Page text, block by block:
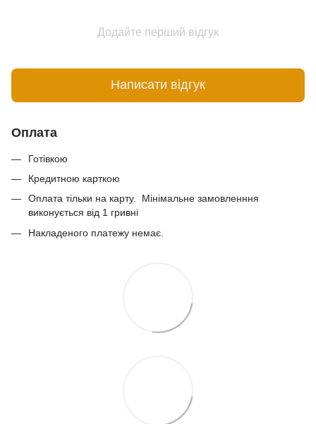
Додайте перший відгук
Написати відгук
Оплата
Готівкою
Кредитною карткою
Оплата тільки на карту. Мінімальне замовленння
виконується від 1 гривні
Накладеного платежу немає.